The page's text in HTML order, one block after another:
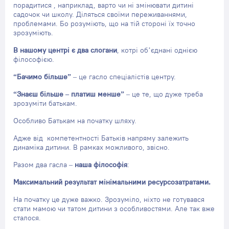
порадитися , наприклад, варто чи ні змінювати дитині
садочок чи школу. Діляться своїми переживаннями,
проблемами. Бо розуміють, що на тій стороні їх точно
зрозуміють.
В нашому центрі є два слогани, котрі об’єднані однією
філософією.
“Бачимо більше” – це гасло спеціалістів центру.
“Знаєш більше – платиш менше” – це те, що дуже треба
зрозуміти батькам.
Особливо Батькам на початку шляху.
Адже від компетентності Батьків напряму залежить
динаміка дитини. В рамках можливого, звісно.
Разом два гасла – наша філософія:
Максимальний результат мінімальними ресурсозатратами.
На початку це дуже важко. Зрозуміло, ніхто не готувався
стати мамою чи татом дитини з особливостями. Але так вже
сталося.